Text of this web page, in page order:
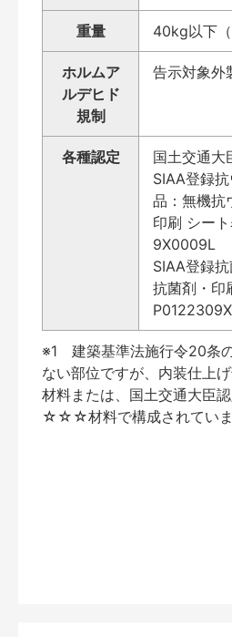
重量 40kg以下（
ホルムア
ルデヒド
規制
告示対象外
各種認定
国土交通大
SIAA登録
品：無機抗
印刷 シー
9X0009L
SIAA登録
抗菌剤・印
※1 建築基準法施行令20条
ない部位ですが、内装仕上
材料または、国土交通大臣
☆☆☆材料で構成されていま